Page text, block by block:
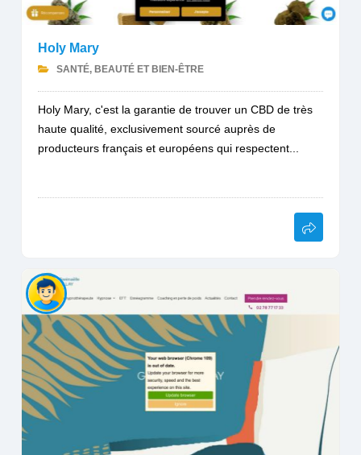
Holy Mary
SANTÉ, BEAUTÉ ET BIEN-ÊTRE
Holy Mary, c'est la garantie de trouver un CBD de très
haute qualité, exclusivement sourcé auprès de
producteurs français et européens qui respectent...